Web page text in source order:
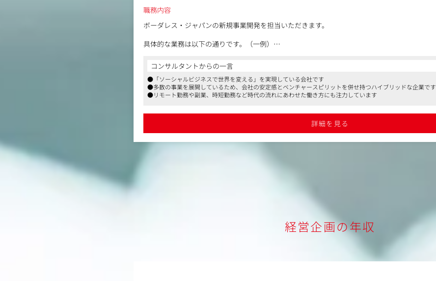
職務内容
ボーダレス・ジャパンの新規事業開発を担当いただきます。
具体的な業務は以下の通りです。（一例）
・事業戦略策定
・収支計画策定
・ユーザーヒアリング
・Webマーケティング（SEO、アフィリエイト、広告など）
・バナーやLPのワイヤーフレーム作成、制作ディレクション
コンサルタントからの一言
●「ソーシャルビジネスで世界を変える」を実現している会社です
●多数の事業を展開しているため、会社の安定感とベンチャースピリットを併せ持つハイブリッドな企業です
●リモート勤務や副業、時短勤務など時代の流れにあわせた働き方にも注力しています
詳細を見る
経営企画の年収